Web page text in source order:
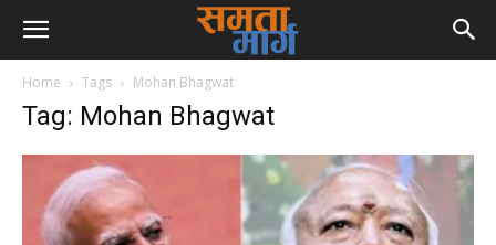
Home Tags Mohan Bhagwat
Tag: Mohan Bhagwat